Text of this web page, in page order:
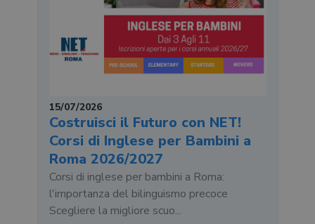
15/07/2026
Costruisci il Futuro con NET!
Corsi di Inglese per Bambini a
Roma 2026/2027
Corsi di inglese per bambini a Roma:
l'importanza del bilinguismo precoce
Scegliere la migliore scuo...